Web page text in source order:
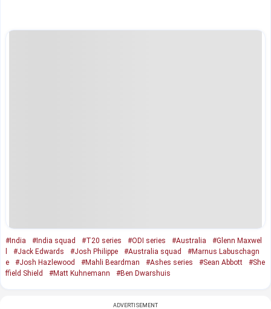
#India #India squad #T20 series #ODI series #Australia
#Glenn Maxwel
#Jack Edwards #Josh Philippe #Australia squad
#Marnus Labuschagn
e
#Josh Hazlewood #Mahli Beardman #Ashes series #Sean Abbott
#She
ffield Shield
#Matt Kuhnemann #Ben Dwarshuis
ADVERTISEMENT